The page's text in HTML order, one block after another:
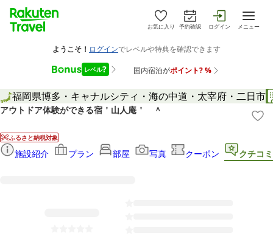
お気に入り 予約確認 ログイン メニュー
福岡県博多・キャナルシティ・海の中道・太宰府・二日市
アウトドア体験ができる宿＇山人庵＇ ＾
ふるさと納税対象
施設紹介 プラン 部屋 写真 クーポン クチコミ